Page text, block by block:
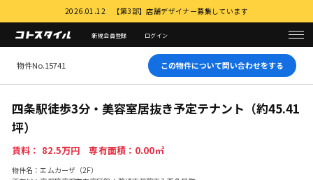
2026.01.12 【第3部】店舗デザイナー募集しています
新規会員登録 ログイン
物件No.15741 この物件について問い合わせをする
四条駅徒歩3分・美容室居抜き予定テナント（約45.41
坪）
賃料： 82.5万円 専有面積：0.00㎡
物件名：エムカーザ（2F）